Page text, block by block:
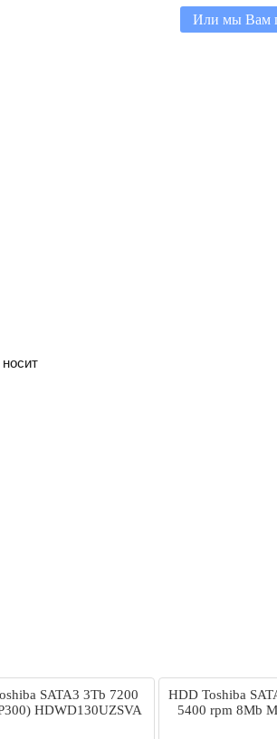
Или мы Вам
SATA3 3Tb 7200
HDWD130UZSVA
HDD Toshiba
5400 rpm 8Mb